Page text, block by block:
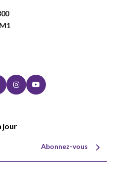
InstagramYoutube
jour
Abonnez-vous